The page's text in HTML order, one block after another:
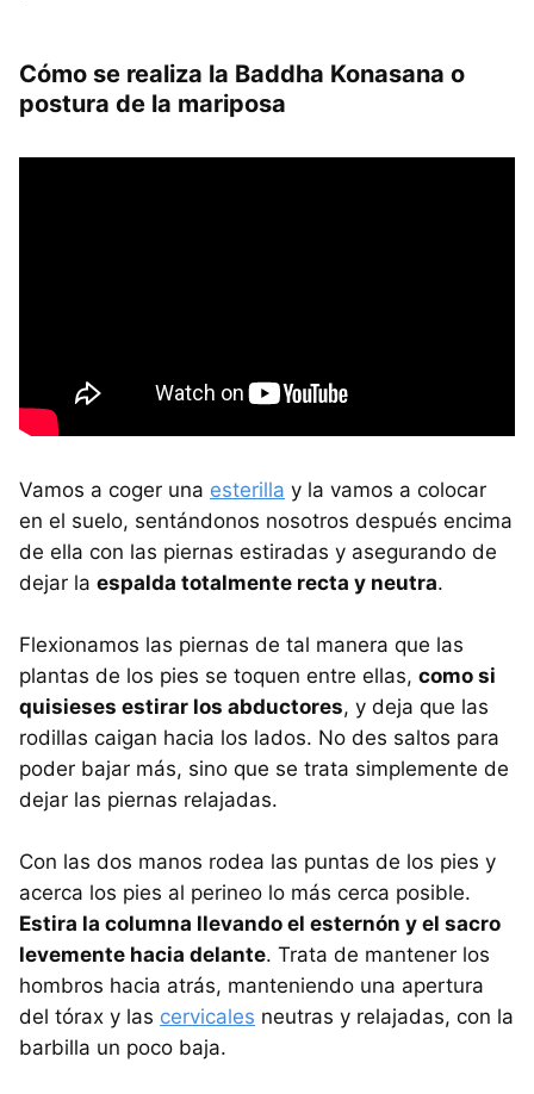
Cómo se realiza la Baddha Konasana o
postura de la mariposa
Vamos a coger una esterilla y la vamos a colocar
en el suelo, sentándonos nosotros después encima
de ella con las piernas estiradas y asegurando de
dejar la espalda totalmente recta y neutra.
Flexionamos las piernas de tal manera que las
plantas de los pies se toquen entre ellas, como si
quisieses estirar los abductores, y deja que las
rodillas caigan hacia los lados. No des saltos para
poder bajar más, sino que se trata simplemente de
dejar las piernas relajadas.
Con las dos manos rodea las puntas de los pies y
acerca los pies al perineo lo más cerca posible.
Estira la columna llevando el esternón y el sacro
levemente hacia delante. Trata de mantener los
hombros hacia atrás, manteniendo una apertura
del tórax y las cervicales neutras y relajadas, con la
barbilla un poco baja.